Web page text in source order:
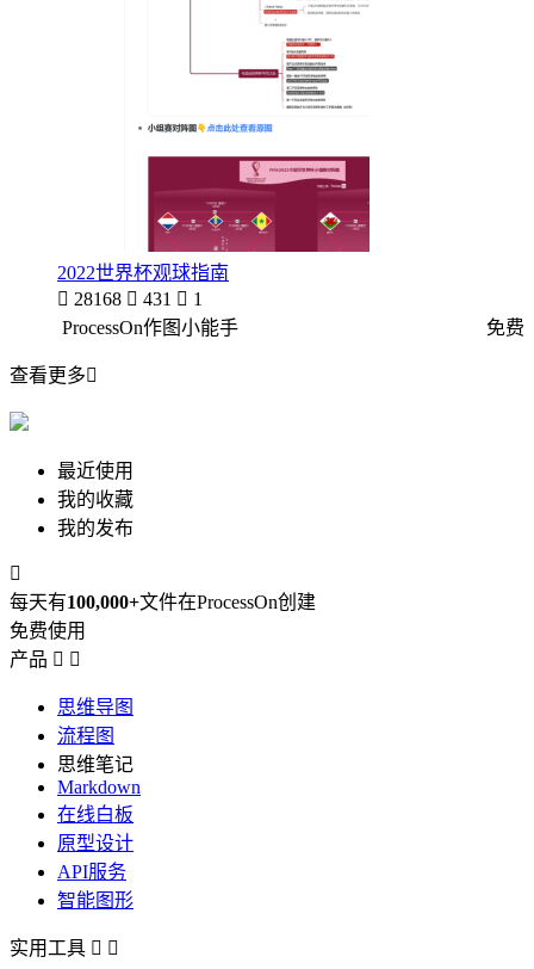
2022世界杯观球指南
 28168  431  1
ProcessOn作图小能手
免费
查看更多
最近使用
我的收藏
我的发布

每天有100,000+文件在ProcessOn创建
免费使用
产品  
思维导图
流程图
思维笔记
Markdown
在线白板
原型设计
API服务
智能图形
实用工具  